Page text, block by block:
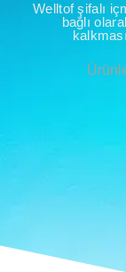
Welltof şifalı
bağlı